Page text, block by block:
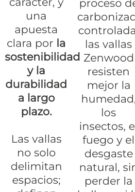
una
apuesta
clara por la
sostenibilidad
y la
durabilidad
a largo
plazo.
Las vallas
no solo
delimitan
espacios;
proceso
las vallas
Zenwood
resisten
mejor la
los
insectos,
fuego y el
desgaste
natural,
perder la